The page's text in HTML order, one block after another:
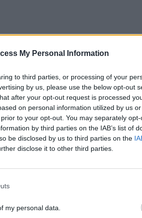
My Personal Information
to third parties, or processing of your
by us, please use the below opt-out
after your opt-out request is processed
on personal information utilized by us
to your opt-out. You may separately
by third parties on the IAB’s list of
be disclosed by us to third parties on the
disclose it to other third parties.
my personal data.
τράπεζες συνεχίζουν
τα υψηλότερα στην
τους που έχει
το ίδιο διάστημα πάντα)
ο οποίος διατηρείται
ενώ υψηλότερο είναι
Αντιθέτως το επιτοκιακό
στο Βέλγιο είναι
2,96%.